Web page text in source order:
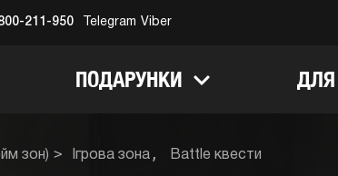
211-950 Telegram Viber
ПОДАРУНКИ ДЛЯ
зон) Ігрова зона
Battle квести